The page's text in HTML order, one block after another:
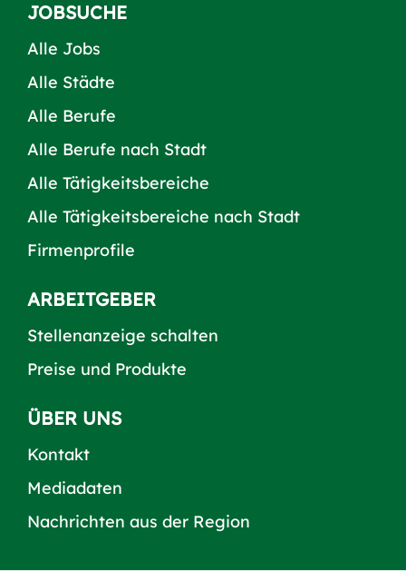
JOBSUCHE
Alle Jobs
Alle Städte
Alle Berufe
Alle Berufe nach Stadt
Alle Tätigkeitsbereiche
Alle Tätigkeitsbereiche nach Stadt
Firmenprofile
ARBEITGEBER
Stellenanzeige schalten
Preise und Produkte
ÜBER UNS
Kontakt
Mediadaten
Nachrichten aus der Region